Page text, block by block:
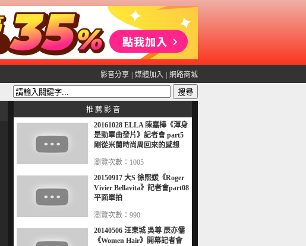
影音分享 媒體加入 網路商城
推 薦 影 音
20161028 ELLA 陳嘉樺《渾身
是勁單曲發片》記者會 part5
剛從米蘭時尚周回來的感想
瀏覽次數：1005
20150917 大S 徐熙媛《Roger
Vivier Bellavita》記者會part08
平面單拍
瀏覽次數：990
20140506 汪東城 吳尊 辰亦儒
《Women Hair》開幕記者會